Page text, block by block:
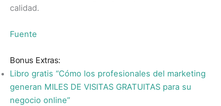
calidad.
Fuente
Bonus Extras:
Libro gratis “Cómo los profesionales del marketing
generan MILES DE VISITAS GRATUITAS para su
negocio online”